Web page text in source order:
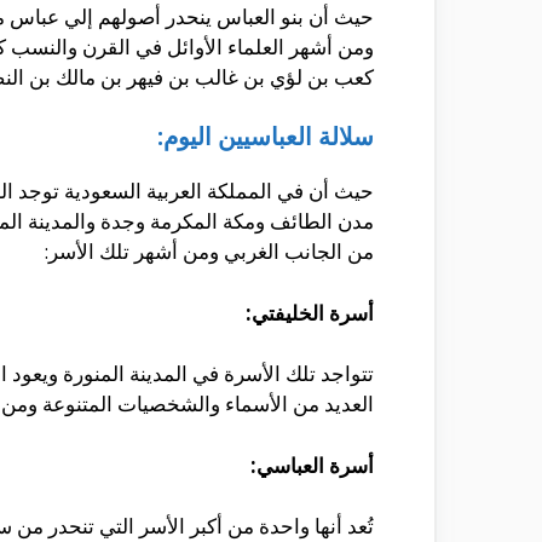
حيث أن بنو العباس ينحدر أصولهم إلي عباس
ومن أشهر العلماء الأوائل في القرن
كعب بن لؤي بن غالب بن فيهر بن مالك بن
سلالة العباسيين اليوم:
حيث أن في المملكة العربية السعودية توجد
مدن الطائف ومكة المكرمة وجدة والمدينة
من الجانب الغربي ومن أشهر تلك الأسر:
أسرة الخليفتي:
تتواجد تلك الأسرة في المدينة المنورة
العديد من الأسماء والشخصيات المتنوعة ومن
أسرة العباسي:
تُعد أنها واحدة من أكبر الأسر التي تنحدر